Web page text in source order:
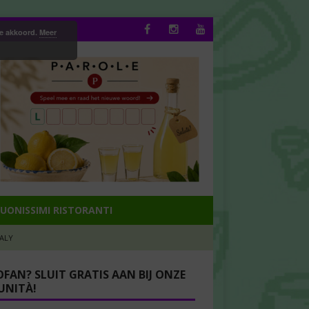
RISTORANTI
SLUIT GRATIS AAN BIJ ONZE
akkoord. Meer